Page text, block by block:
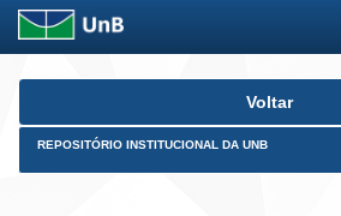
Skip
Voltar
REPOSITÓRIO INSTITUCIONAL DA UNB